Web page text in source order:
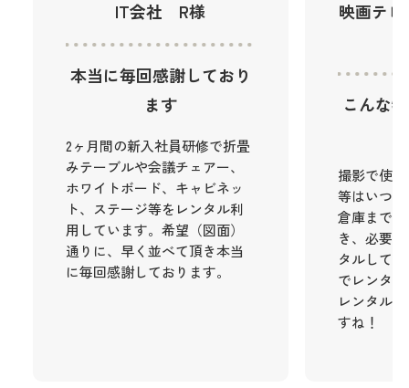
IT会社 R様
本当に毎回感謝しており
ます
2ヶ月間の新入社員研修で折畳
みテーブルや会議チェアー、
ホワイトボード、キャビネッ
ト、ステージ等をレンタル利
用しています。希望（図面）
通りに、早く並べて頂き本当
に毎回感謝しております。
映画テ
こんな
撮影で使
等はいつ
倉庫まで
き、必要
タルして
でレンタ
レンタル
すね！